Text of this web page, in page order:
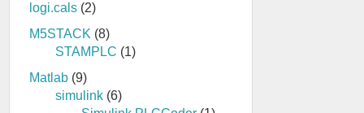
logi.cals (2)
M5STACK (8)
STAMPLC (1)
Matlab (9)
simulink (6)